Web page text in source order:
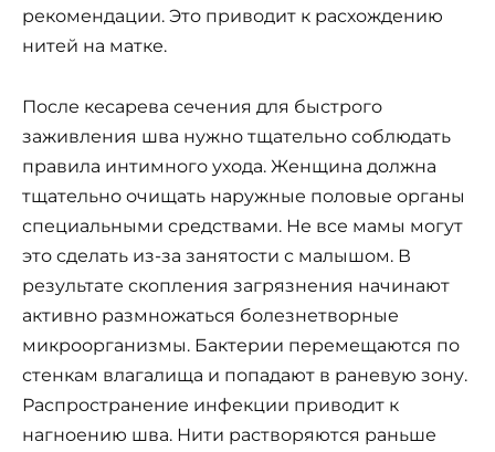
рекомендации. Это приводит к расхождению
нитей на матке.
После кесарева сечения для быстрого
заживления шва нужно тщательно соблюдать
правила интимного ухода. Женщина должна
тщательно очищать наружные половые органы
специальными средствами. Не все мамы могут
это сделать из-за занятости с малышом. В
результате скопления загрязнения начинают
активно размножаться болезнетворные
микроорганизмы. Бактерии перемещаются по
стенкам влагалища и попадают в раневую зону.
Распространение инфекции приводит к
нагноению шва. Нити растворяются раньше